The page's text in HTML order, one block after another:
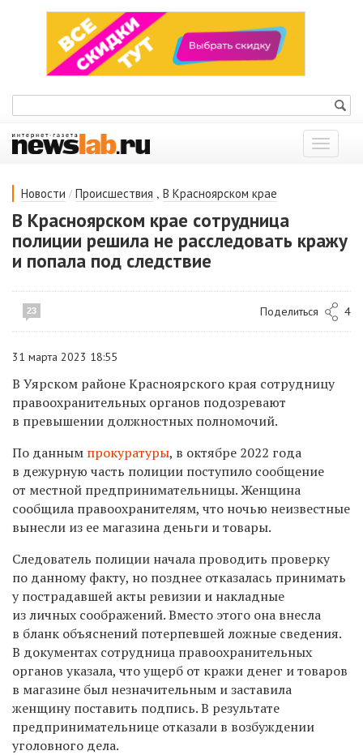
Показать
меню
Новости / Происшествия , В Красноярском крае
В Красноярском крае сотрудница
полиции решила не расследовать кражу
и попала под следствие
23 Поделиться 4
31 марта 2023 18:55
В Уярском районе Красноярского края сотрудницу
правоохранительных органов подозревают
в превышении должностных полномочий.
По данным прокуратуры, в октябре 2022 года
в дежурную часть полиции поступило сообщение
от местной предпринимательницы. Женщина
сообщила правоохранителям, что ночью неизвестные
вынесли из ее магазина деньги и товары.
Следователь полиции начала проводить проверку
по данному факту, но позднее отказалась принимать
у пострадавшей акты ревизии и накладные
из личных соображений. Вместо этого она внесла
в бланк объяснений потерпевшей ложные сведения.
В документах сотрудница правоохранительных
органов указала, что ущерб от кражи денег и товаров
в магазине был незначительным и заставила
женщину поставить подпись. В результате
предпринимательнице отказали в возбуждении
уголовного дела.